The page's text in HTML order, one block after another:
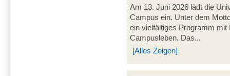
Am 13. Juni 2026 lädt die
Campus ein. Unter dem
ein vielfältiges Programm
Campusleben. Das...
[Alles Zeigen]